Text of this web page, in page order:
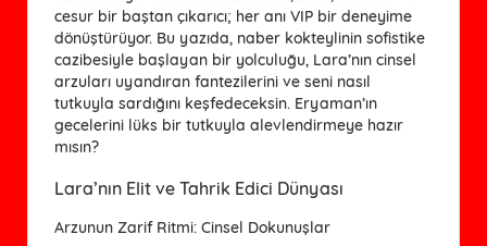
cesur bir baştan çıkarıcı; her anı VIP bir deneyime
dönüştürüyor. Bu yazıda, naber kokteylinin sofistike
cazibesiyle başlayan bir yolculuğu, Lara’nın cinsel
arzuları uyandıran fantezilerini ve seni nasıl
tutkuyla sardığını keşfedeceksin. Eryaman’ın
gecelerini lüks bir tutkuyla alevlendirmeye hazır
mısın?
Lara’nın Elit ve Tahrik Edici Dünyası
Arzunun Zarif Ritmi: Cinsel Dokunuşlar